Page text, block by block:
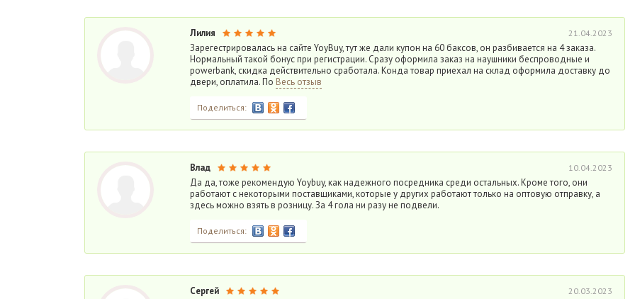
Лилия 21.04.2023
Зарегестрировалась на сайте YoyBuy, тут же дали купон на 60 баксов, он разбивается на 4 заказа.
Нормальный такой бонус при регистрации. Сразу оформила заказ на наушники беспроводные и
powerbank, скидка действительно сработала. Конда товар приехал на склад оформила доставку до
двери, оплатила. По Весь отзыв
Поделиться:
Влад 10.04.2023
Да да, тоже рекомендую Yoybuy, как надежного посредника среди остальных. Кроме того, они
работают с некоторыми поставщиками, которые у других работают только на оптовую отправку, а
здесь можно взять в розницу. За 4 гола ни разу не подвели.
Поделиться:
Сергей 20.03.2023